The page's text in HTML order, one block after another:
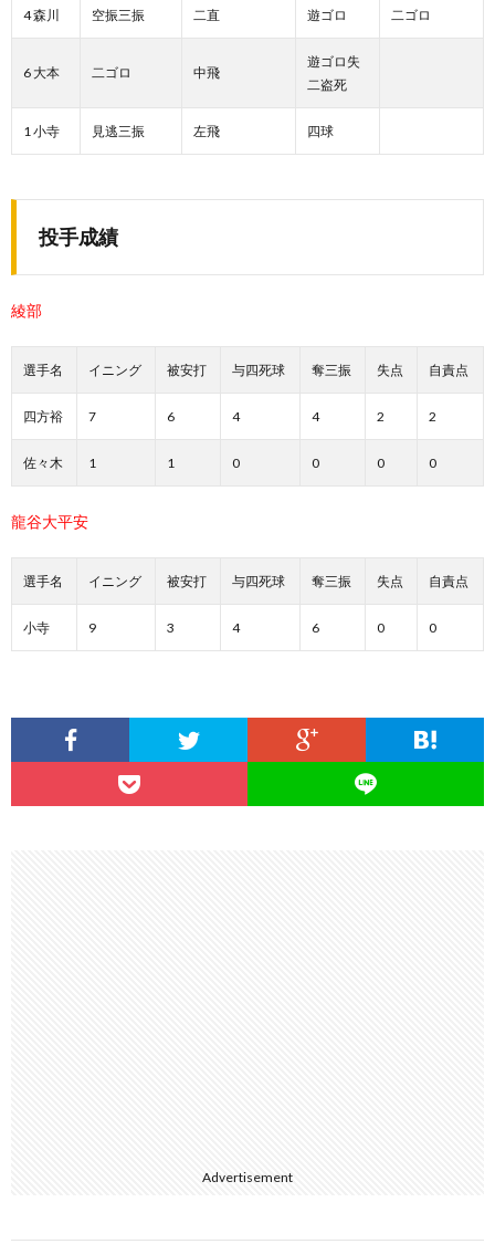
4 森川 空振三振 二直 遊ゴロ 二ゴロ
6 大本 二ゴロ 中飛
遊ゴロ失
二盗死
1 小寺 見逃三振 左飛 四球
投手成績
綾部
選手名 イニング 被安打 与四死球 奪三振 失点 自責点
四方裕 7 6 4 4 2 2
佐々木 1 1 0 0 0 0
龍谷大平安
選手名 イニング 被安打 与四死球 奪三振 失点 自責点
小寺 9 3 4 6 0 0
Advertisement